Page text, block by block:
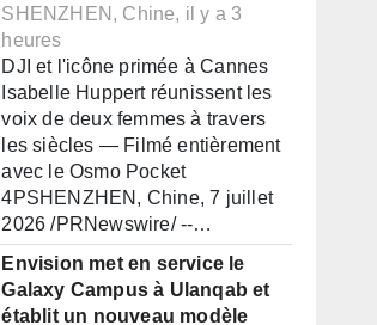
SHENZHEN, Chine, il y a 3
heures
DJI et l'icône primée à Cannes
Isabelle Huppert réunissent les
voix de deux femmes à travers
les siècles — Filmé entièrement
avec le Osmo Pocket
4PSHENZHEN, Chine, 7 juillet
2026 /PRNewswire/ --…
Envision met en service le
Galaxy Campus à Ulanqab et
établit un nouveau modèle